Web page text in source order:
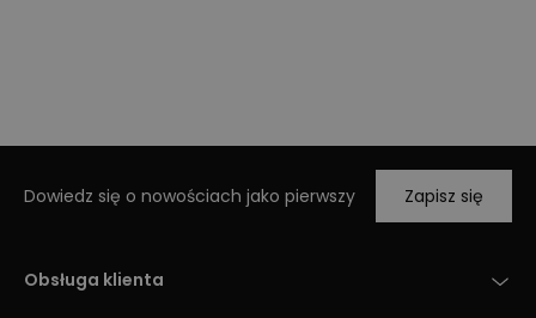
Dowiedz się o nowościach jako pierwszy Zapisz się
Obsługa klienta